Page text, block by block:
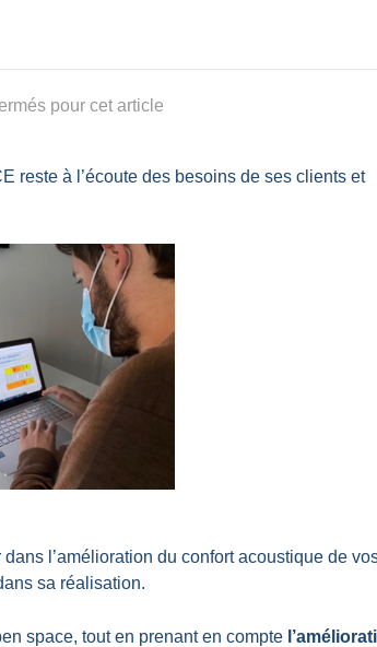
pour cet article
reste à l’écoute des besoins de ses clients et
l’amélioration du confort acoustique de
sa réalisation.
space, tout en prenant en compte